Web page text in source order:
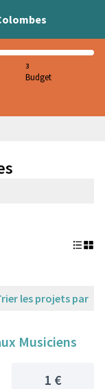
3
Budget
les projets par
Musiciens
1 €